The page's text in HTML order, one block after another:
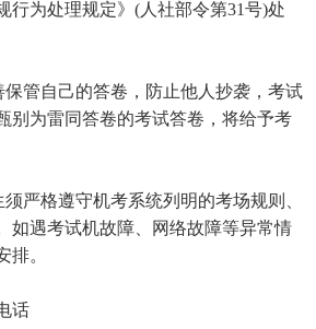
行为处理规定》(人社部令第31号)处
管自己的答卷，防止他人抄袭，考试
别为雷同答卷的考试答卷，将给予考
严格遵守机考系统列明的考场规则、
如遇考试机故障、网络故障等异常情
排。
话